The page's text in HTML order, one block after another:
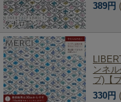
389円
ンネ
ブ)【
330円